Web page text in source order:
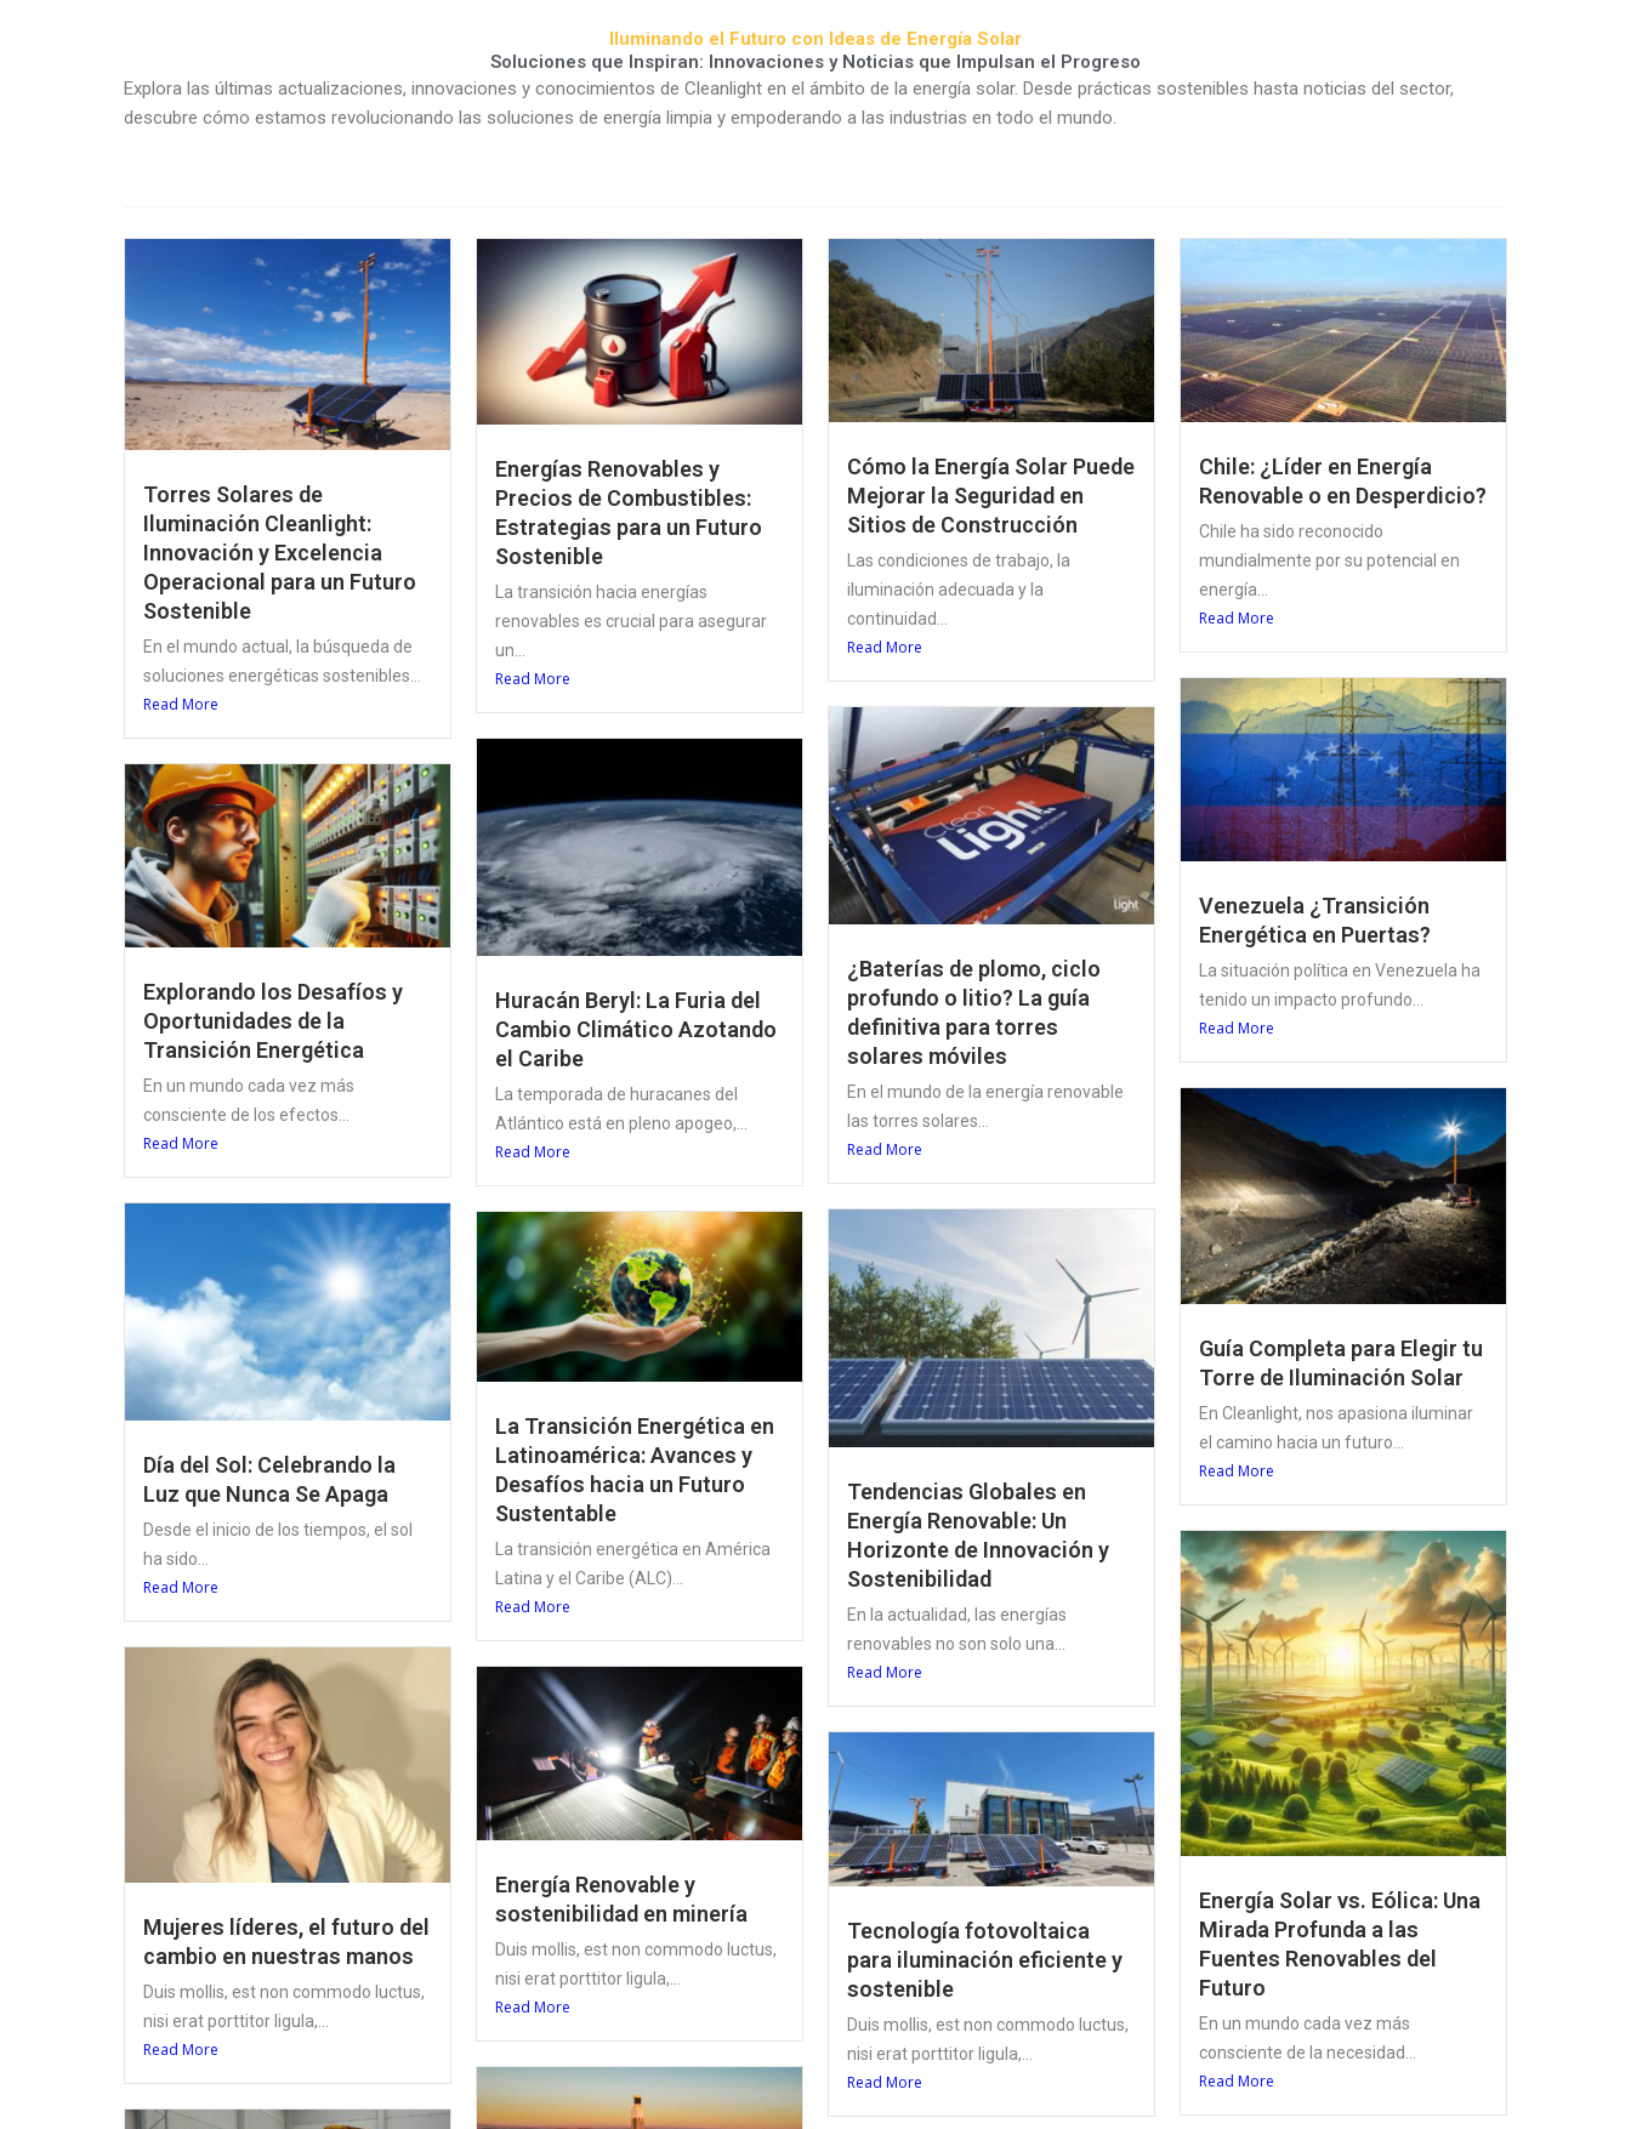
Iluminando el Futuro con Ideas de Energía Solar
Soluciones que Inspiran: Innovaciones y Noticias que Impulsan el Progreso
Explora las últimas actualizaciones, innovaciones y conocimientos de Cleanlight en el ámbito de la energía solar. Desde prácticas sostenibles hasta noticias del sector,
descubre cómo estamos revolucionando las soluciones de energía limpia y empoderando a las industrias en todo el mundo.
Torres Solares de
Iluminación Cleanlight:
Innovación y Excelencia
Operacional para un Futuro
Sostenible
En el mundo actual, la búsqueda de
soluciones energéticas sostenibles...
Read More
Energías Renovables y
Precios de Combustibles:
Estrategias para un Futuro
Sostenible
La transición hacia energías
renovables es crucial para asegurar
un...
Read More
Cómo la Energía Solar Puede
Mejorar la Seguridad en
Sitios de Construcción
Las condiciones de trabajo, la
iluminación adecuada y la
continuidad...
Read More
Chile: ¿Líder en Energía
Renovable o en Desperdicio?
Chile ha sido reconocido
mundialmente por su potencial en
energía...
Read More
Venezuela ¿Transición
Energética en Puertas?
La situación política en Venezuela ha
tenido un impacto profundo...
Read More
¿Baterías de plomo, ciclo
profundo o litio? La guía
definitiva para torres
solares móviles
En el mundo de la energía renovable
las torres solares...
Read More
Huracán Beryl: La Furia del
Cambio Climático Azotando
el Caribe
La temporada de huracanes del
Atlántico está en pleno apogeo,...
Read More
Explorando los Desafíos y
Oportunidades de la
Transición Energética
En un mundo cada vez más
consciente de los efectos...
Read More
Guía Completa para Elegir tu
Torre de Iluminación Solar
En Cleanlight, nos apasiona iluminar
el camino hacia un futuro...
Read More
Día del Sol: Celebrando la
Luz que Nunca Se Apaga
Desde el inicio de los tiempos, el sol
ha sido...
Read More
Tendencias Globales en
Energía Renovable: Un
Horizonte de Innovación y
Sostenibilidad
En la actualidad, las energías
renovables no son solo una...
Read More
La Transición Energética en
Latinoamérica: Avances y
Desafíos hacia un Futuro
Sustentable
La transición energética en América
Latina y el Caribe (ALC)...
Read More
Energía Solar vs. Eólica: Una
Mirada Profunda a las
Fuentes Renovables del
Futuro
En un mundo cada vez más
consciente de la necesidad...
Read More
Mujeres líderes, el futuro del
cambio en nuestras manos
Duis mollis, est non commodo luctus,
nisi erat porttitor ligula,...
Read More
Energía Renovable y
sostenibilidad en minería
Duis mollis, est non commodo luctus,
nisi erat porttitor ligula,...
Read More
Tecnología fotovoltaica
para iluminación eficiente y
sostenible
Duis mollis, est non commodo luctus,
nisi erat porttitor ligula,...
Read More